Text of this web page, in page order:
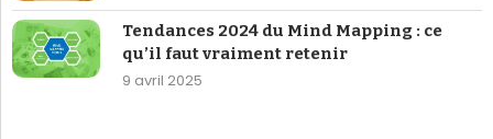
Tendances 2024 du Mind Mapping : ce
qu’il faut vraiment retenir
9 avril 2025